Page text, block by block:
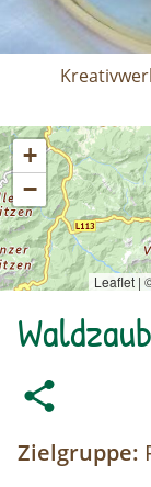
+
−
Leaflet |
Zielgruppe: